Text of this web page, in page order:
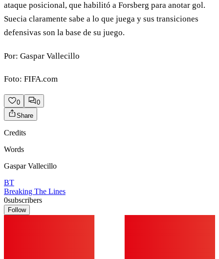
ataque posicional, que habilitó a Forsberg para anotar gol.
Suecia claramente sabe a lo que juega y sus transiciones
defensivas son la base de su juego.
Por: Gaspar Vallecillo
Foto: FIFA.com
0
0
Share
Credits
Words
Gaspar Vallecillo
BT
Breaking The Lines
0subscribers
Follow